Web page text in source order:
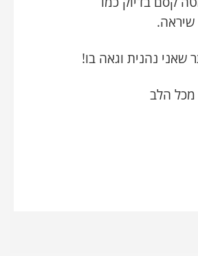
שאני נהנית וגאה בו!
מכל הלב